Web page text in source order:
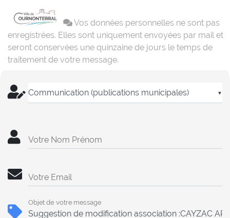
Vos données personnelles ne sont pas
enregistrées. Elles sont uniquement envoyées par mail et
seront conservées une quinzaine de jours le temps de
traitement de votre message.
▼
Votre Nom Prénom
Votre Email
Objet de votre message